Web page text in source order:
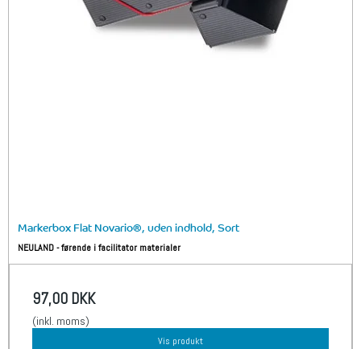
Markerbox Flat Novario®, uden indhold, Sort
NEULAND - førende i facilitator materialer
97,00 DKK
(inkl. moms)
Vis produkt